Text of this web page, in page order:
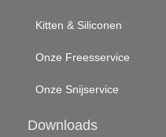
Kitten & Siliconen
Onze Freesservice
Onze Snijservice
Downloads